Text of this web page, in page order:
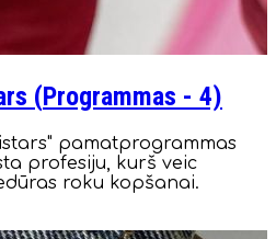
(Programmas - 4)
pamatprogrammas
profesiju, kurš veic
roku kopšanai.